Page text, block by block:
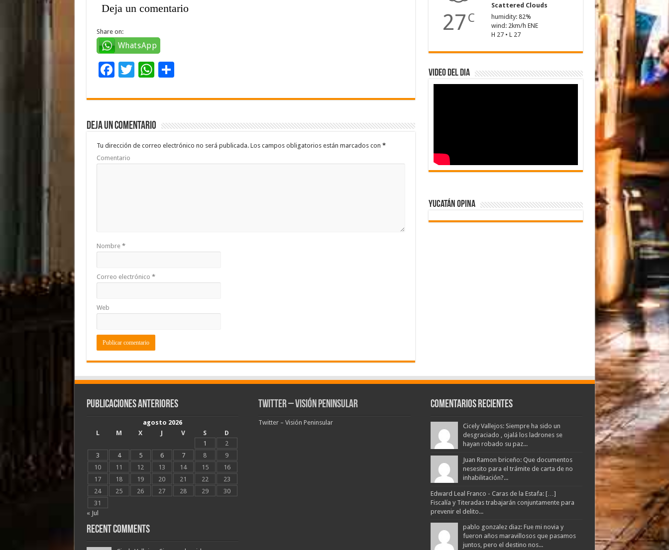
Deja un comentario
Share on:
WhatsApp
F
e
b
o
o
k
T
tt
er
W
at
sA
p
p
C
m
ar
ti
r
Deja un comentario
Tu dirección de correo electrónico no será publicada.Los campos obligatorios están marcados con *
Comentario
Nombre *
Correo electrónico *
Web
27 C
Scattered Clouds
humidity: 82%
wind: 2km/h ENE
H 27 • L 27
Video del dia
Yucatán Opina
Publicaciones Anteriores
agosto 2026
L
M X J V S
D
1
2
3
4 5 6 7 8
9
10
11 12 13 14 15
16
17
18 19 20 21 22
23
24
25 26 27 28 29
30
31
« Jul
Recent Comments
Twitter – Visión Peninsular
Twitter – Visión Peninsular
Comentarios Recientes
Cicely Vallejos: Siempre ha sido un
desgraciado , ojalá los ladrones se
hayan robado su paz...
Juan Ramon briceño: Que documentos
nesesito para el trámite de carta de no
inhabilitación?...
Edward Leal Franco - Caras de la Estafa: […]
Fiscalía y Titeradas trabajarán conjuntamente para
prevenir el delito...
pablo gonzalez diaz: Fue mi novia y
fueron años maravillosos que pasamos
juntos, pero el destino nos...